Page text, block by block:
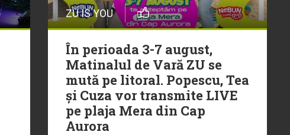
ZU IS YOU
În perioada 3-7 august,
Matinalul de Vară ZU se
mută pe litoral. Popescu, Tea
și Cuza vor transmite LIVE
pe plaja Mera din Cap
Aurora